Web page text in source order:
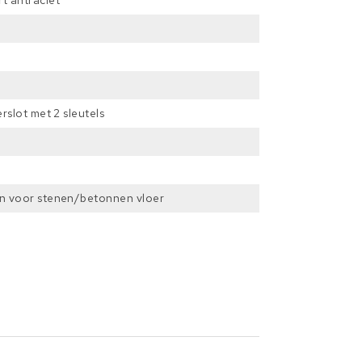
met 2 sleutels
voor stenen/betonnen vloer